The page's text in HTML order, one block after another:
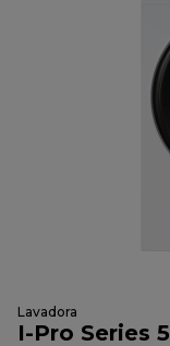
Lavadora
I-Pro Series 5